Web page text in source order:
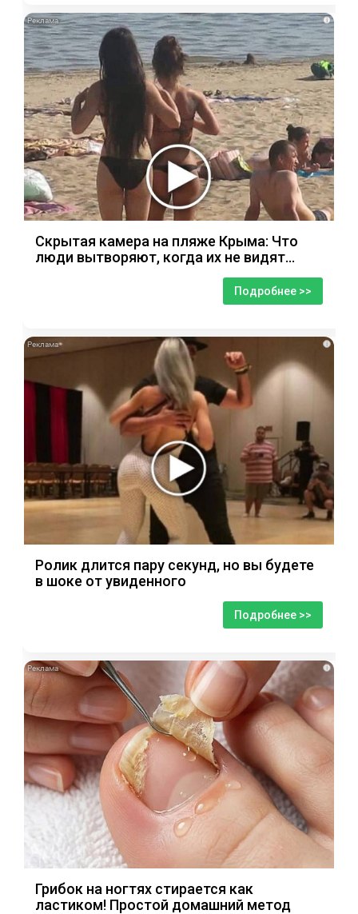
i
Скрытая камера на пляже Крыма: Что
люди вытворяют, когда их не видят...
Подробнее >>
i
Ролик длится пару секунд, но вы будете
в шоке от увиденного
Подробнее >>
i
Грибок на ногтях стирается как
ластиком! Простой домашний метод